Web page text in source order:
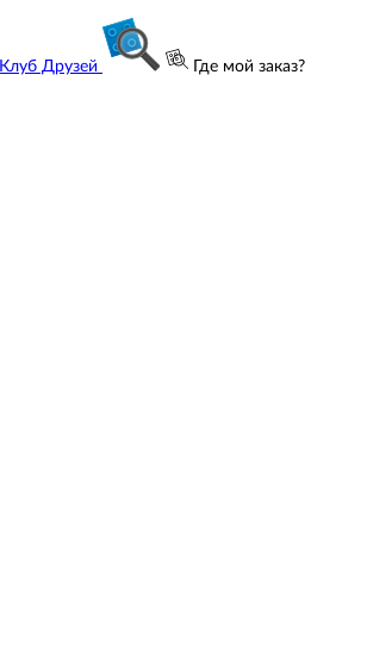
Клуб Друзей Где мой заказ?